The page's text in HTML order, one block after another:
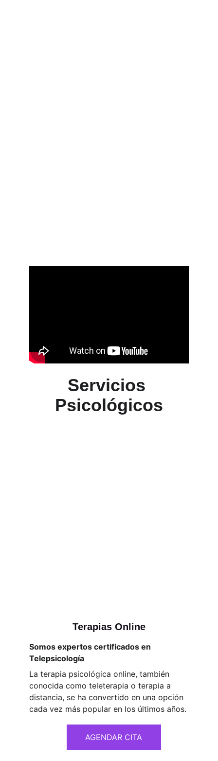
Servicios
Psicológicos
Terapias Online
Somos expertos certificados en
Telepsicología
La terapia psicológica online, también
conocida como teleterapia o terapia a
distancia, se ha convertido en una opción
cada vez más popular en los últimos años.
AGENDAR CITA